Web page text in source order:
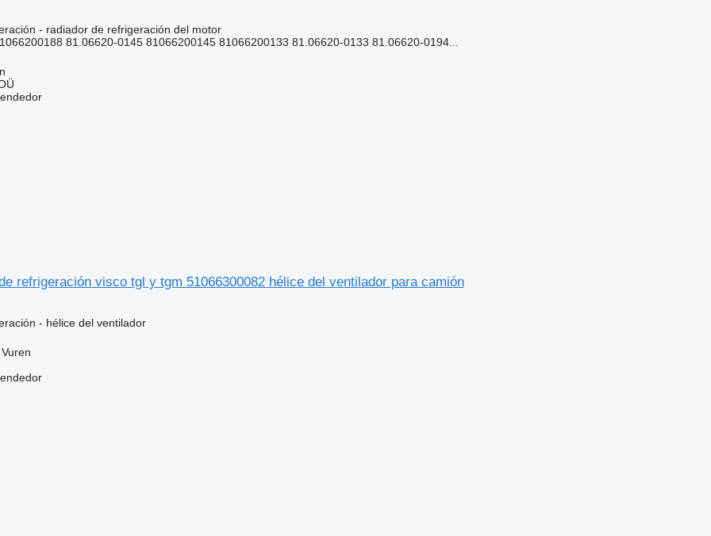
- radiador de refrigeración del motor
81.06620-0145 81066200145 81066200133 81.06620-0133 81.06620-0194...
refrigeración visco tgl y tgm 51066300082 hélice del ventilador para camión
- hélice del ventilador